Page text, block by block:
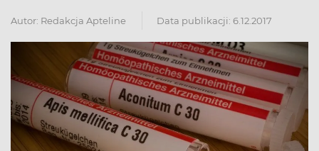
Autor: Redakcja Apteline Data publikacji: 6.12.2017